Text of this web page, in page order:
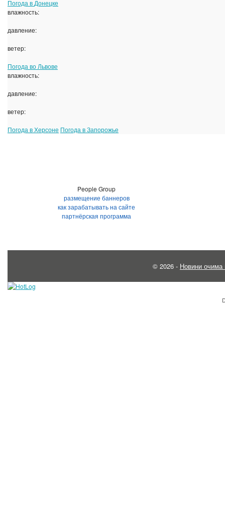
Погода в Донецке
влажность:
давление:
ветер:
Погода во Львове
влажность:
давление:
ветер:
Погода в Херсоне Погода в Запорожье
People Group
размещение баннеров
как зарабатывать на сайте
партнёрская программа
© 2026 - Новини очима